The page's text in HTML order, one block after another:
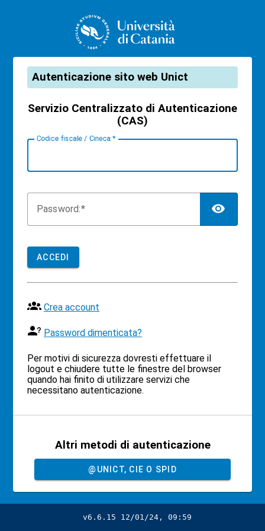
CAS
Autenticazione sito web Unict
Servizio Centralizzato di Autenticazione
(CAS)
Codice fiscale / Cineca:
Password:
ACCEDI
Crea account
Password dimenticata?
Per motivi di sicurezza dovresti effettuare il
logout e chiudere tutte le finestre del browser
quando hai finito di utilizzare servizi che
necessitano autenticazione.
Altri metodi di autenticazione
@UNICT, CIE O SPID
v6.6.15 12/01/24, 09:59